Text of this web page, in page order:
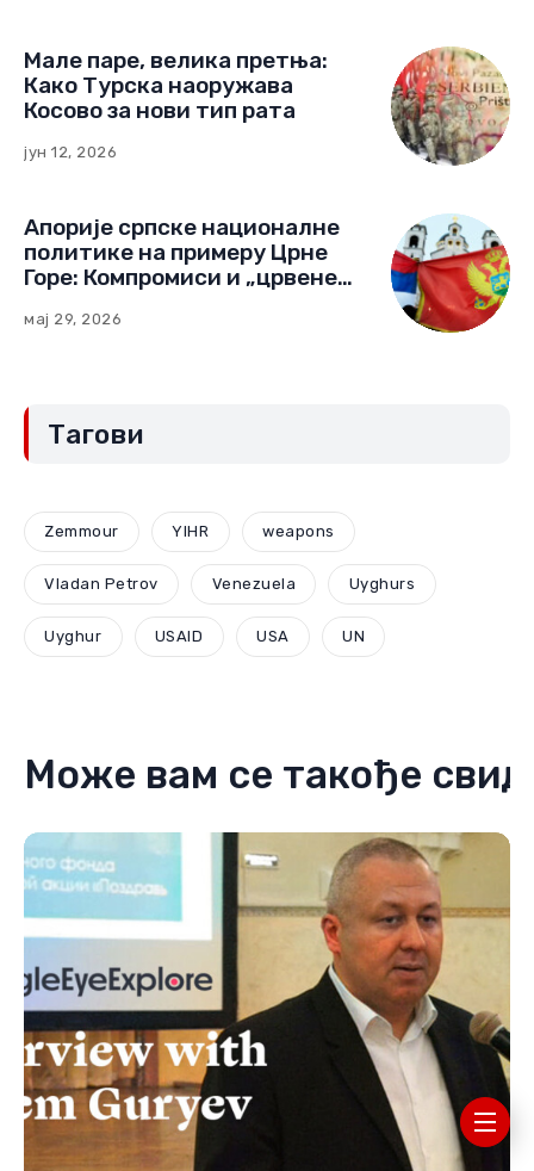
Мале паре, велика претња:
Како Турска наоружава
Косово за нови тип рата
јун 12, 2026
Апорије српске националне
политике на примеру Црне
Горе: Компромиси и „црвене
мај 29, 2026
Тагови
Zemmour YIHR weapons
Vladan Petrov Venezuela Uyghurs
Uyghur USAID USA UN
Може вам се такође